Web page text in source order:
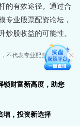
的有效途径。通过合
专业股票配资论坛，
股收益的可能性。
不代表专业配资网站观点
锁财富新高度，助您
增，投资新选择